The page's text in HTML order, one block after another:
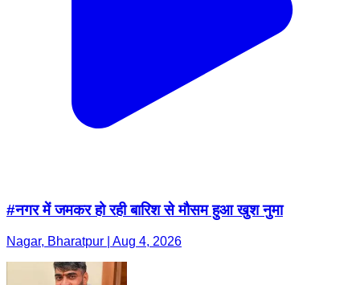
#नगर में जमकर हो रही बारिश से मौसम हुआ खुश नुमा
Nagar, Bharatpur | Aug 4, 2026